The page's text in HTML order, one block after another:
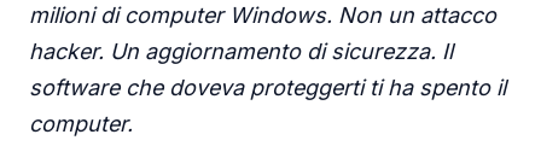
milioni di computer Windows. Non un attacco
hacker. Un aggiornamento di sicurezza. Il
software che doveva proteggerti ti ha spento il
computer.